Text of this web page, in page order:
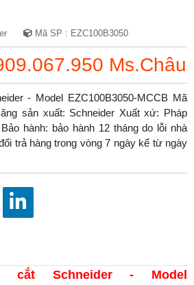
Mã SP : EZC100B3050
Ms.Châu
- Model EZC100B3050-MCCB Mã
sản xuất: Schneider Xuất xứ: Pháp
hành: bảo hành 12 tháng do lỗi nhà
trả hàng trong vòng 7 ngày kể từ ngày
cắt Schneider - Model